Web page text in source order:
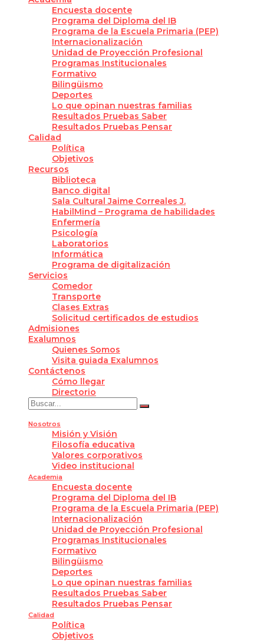
Encuesta docente
Programa del Diploma del IB
Programa de la Escuela Primaria (PEP)
Internacionalización
Unidad de Proyección Profesional
Programas Institucionales
Formativo
Bilingüismo
Deportes
Lo que opinan nuestras familias
Resultados Pruebas Saber
Resultados Pruebas Pensar
Calidad
Política
Objetivos
Recursos
Biblioteca
Banco digital
Sala Cultural Jaime Correales J.
HabilMind – Programa de habilidades
Enfermería
Psicología
Laboratorios
Informática
Programa de digitalización
Servicios
Comedor
Transporte
Clases Extras
Solicitud certificados de estudios
Admisiones
Exalumnos
Quienes Somos
Visita guiada Exalumnos
Contáctenos
Cómo llegar
Directorio
Nosotros
Misión y Visión
Filosofía educativa
Valores corporativos
Video institucional
Academia
Encuesta docente
Programa del Diploma del IB
Programa de la Escuela Primaria (PEP)
Internacionalización
Unidad de Proyección Profesional
Programas Institucionales
Formativo
Bilingüismo
Deportes
Lo que opinan nuestras familias
Resultados Pruebas Saber
Resultados Pruebas Pensar
Calidad
Política
Objetivos